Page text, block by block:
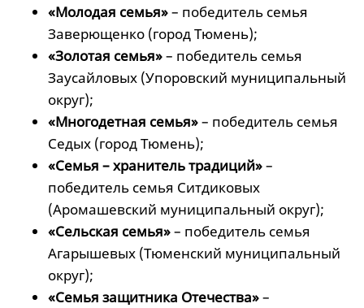
«Молодая семья»– победитель семья
Заверющенко (город Тюмень);
«Золотая семья»– победитель семья
Заусайловых (Упоровский муниципальный
округ);
«Многодетная семья»– победитель семья
Седых (город Тюмень);
«Семья – хранитель традиций»–
победитель семья Ситдиковых
(Аромашевский муниципальный округ);
«Сельская семья»– победитель семья
Агарышевых (Тюменский муниципальный
округ);
«Семья защитника Отечества»–